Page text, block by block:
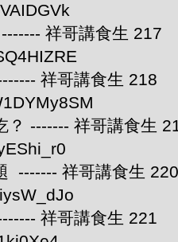
祥哥講食生 217
祥哥講食生 218
？ ------- 祥哥講食生
------- 祥哥講食生 220
祥哥講食生 221